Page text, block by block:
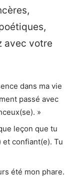
avec votre
dans ma vie
passé avec
»
leçon que tu
et confiant(e). Tu
été mon phare.